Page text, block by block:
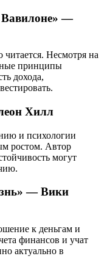
Вавилоне» —
Несмотря на
принципы
дохода,
Хилл
и психологии
ростом. Автор
могут
— Вики
к деньгам и
финансов и учат
актуально в